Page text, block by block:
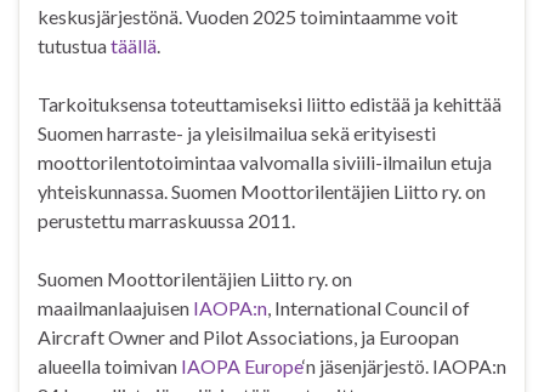
keskusjärjestönä. Vuoden 2025 toimintaamme voit
tutustuatäällä.
Tarkoituksensa toteuttamiseksi liitto edistää ja kehittää
Suomen harraste- ja yleisilmailua sekä erityisesti
moottorilentotoimintaa valvomalla siviili-ilmailun etuja
yhteiskunnassa. Suomen Moottorilentäjien Liitto ry. on
perustettu marraskuussa 2011.
Suomen Moottorilentäjien Liitto ry. on
maailmanlaajuisen IAOPA:n, International Council of
Aircraft Owner and Pilot Associations, ja Euroopan
alueella toimivan IAOPA Europe‘n jäsenjärjestö. IAOPA:n